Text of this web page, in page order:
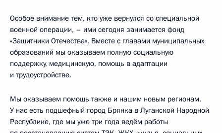
Особое внимание тем, кто уже вернулся со специальной
военной операции, – ими сегодня занимается фонд
«Защитники Отечества». Вместе с главами муниципальных
образований мы оказываем полную социальную
поддержку, медицинскую, помощь в адаптации
и трудоустройстве.
Мы оказываем помощь также и нашим новым регионам.
У нас есть подшефный город Брянка в Луганской Народной
Республике, где мы уже три года ведём работы